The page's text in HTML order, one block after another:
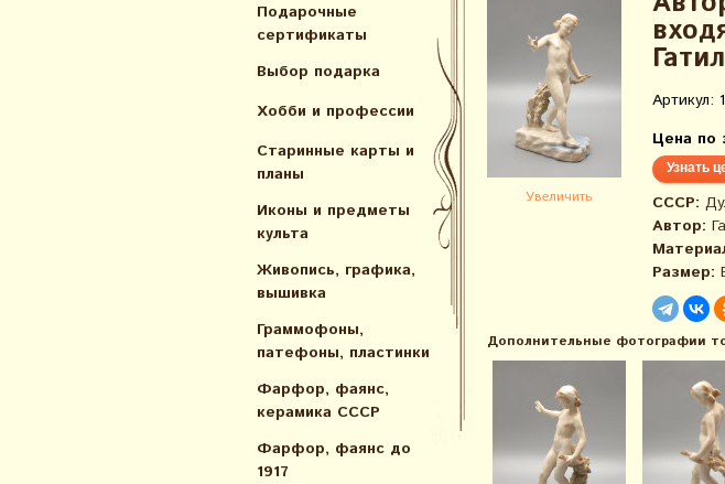
Подарочные
сертификаты
Выбор подарка
Хобби и профессии
Старинные карты и
планы
Иконы и предметы
культа
Живопись, графика,
вышивка
Граммофоны,
патефоны, пластинки
Фарфор, фаянс,
керамика СССР
Фарфор, фаянс до
1917
Увеличить
Артикул:
Цена по
Узнать
СССР:
Автор:
Размер:
Дополнительные фотографии